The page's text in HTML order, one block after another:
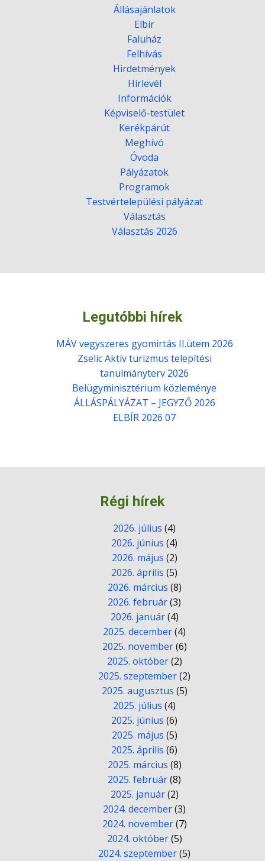
Állásajánlatok
Elbir
Faluház
Felhívás
Hirdetmények
Hírlevél
Információk
Képviselő-testület
Kerékpárút
Meghívó
Óvoda
Pályázatok
Programok
Testvértelepülési pályázat
Választás
Választás 2026
Legutóbbi hírek
MÁV vegyszeres gyomirtás II.ütem 2026
Zselic Aktív turizmus telepítési
tanulmányterv 2026
Belügyminisztérium közleménye
ÁLLÁSPÁLYÁZAT – JEGYZŐ 2026
ELBÍR 2026 07
Régi hírek
2026. július (4)
2026. június (4)
2026. május (2)
2026. április (5)
2026. március (8)
2026. február(3)
2026. január(4)
2025. december(4)
2025. november(6)
2025. október(2)
2025. szeptember(2)
2025. augusztus (5)
2025. július (4)
2025. június (6)
2025. május (5)
2025. április (6)
2025. március (8)
2025. február(8)
2025. január(2)
2024. december(3)
2024. november(7)
2024. október(5)
2024. szeptember(5)